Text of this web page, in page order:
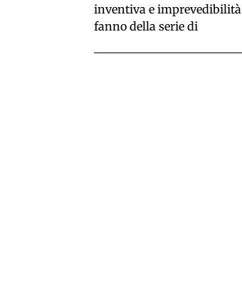
inventiva e
fanno della serie di